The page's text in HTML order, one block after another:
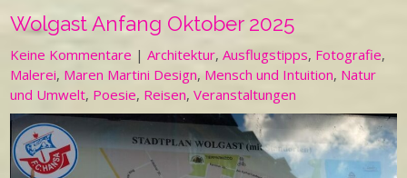
Wolgast Anfang Oktober 2025
Keine Kommentare |Architektur,Ausflugstipps, Fotografie,
Malerei, Maren Martini Design, Mensch und Intuition, Natur
und Umwelt, Poesie, Reisen,Veranstaltungen